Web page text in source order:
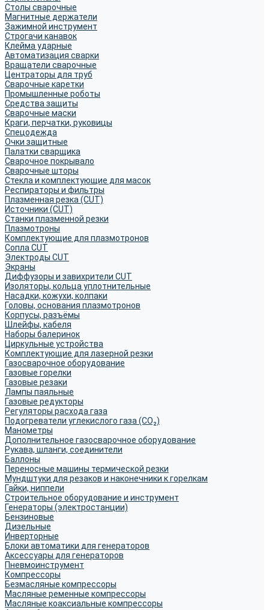
Столы сварочные
Магнитные держатели
Зажимной инструмент
Строгачи канавок
Клейма ударные
Автоматизация сварки
Вращатели сварочные
Центраторы для труб
Сварочные каретки
Промышленные роботы
Средства защиты
Сварочные маски
Краги, перчатки, руковицы
Спецодежда
Очки защитные
Палатки сварщика
Сварочное покрывало
Сварочные шторы
Стекла и комплектующие для масок
Респираторы и фильтры
Плазменная резка (CUT)
Источники (CUT)
Станки плазменной резки
Плазмотроны
Комплектующие для плазмотронов
Сопла CUT
Электроды CUT
Экраны
Диффузоры и завихрители CUT
Изоляторы, кольца уплотнительные
Насадки, кожухи, колпаки
Головы, основания плазмотронов
Корпусы, разъёмы
Шлейфы, кабеля
Наборы балеринок
Циркульные устройства
Комплектующие для лазерной резки
Газосварочное оборудование
Газовые горелки
Газовые резаки
Лампы паяльные
Газовые редукторы
Регуляторы расхода газа
Подогреватели углекислого газа (CO₂)
Манометры
Дополнительное газосварочное оборудование
Рукава, шланги, соединители
Баллоны
Переносные машины термической резки
Мундштуки для резаков и наконечники к горелкам
Гайки, ниппели
Строительное оборудование и инструмент
Генераторы (электростанции)
Бензиновые
Дизельные
Инверторные
Блоки автоматики для генераторов
Аксессуары для генераторов
Пневмоинструмент
Компрессоры
Безмасляные компрессоры
Масляные ременные компрессоры
Масляные коаксиальные компрессоры